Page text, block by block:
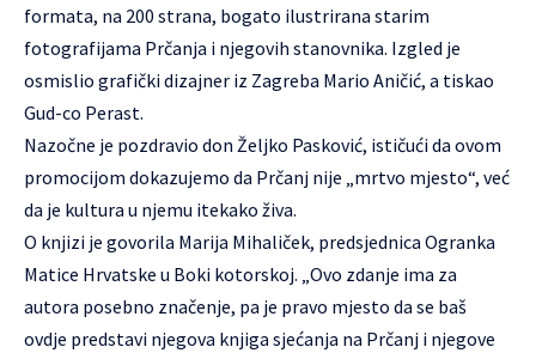
formata, na 200 strana, bogato ilustrirana starim
fotografijama Prčanja i njegovih stanovnika. Izgled je
osmislio grafički dizajner iz Zagreba Mario Aničić, a tiskao
Gud-co Perast.
Nazočne je pozdravio don Željko Pasković, ističući da ovom
promocijom dokazujemo da Prčanj nije „mrtvo mjesto“, već
da je kultura u njemu itekako živa.
O knjizi je govorila Marija Mihaliček, predsjednica Ogranka
Matice Hrvatske u Boki kotorskoj. „Ovo zdanje ima za
autora posebno značenje, pa je pravo mjesto da se baš
ovdje predstavi njegova knjiga sjećanja na Prčanj i njegove